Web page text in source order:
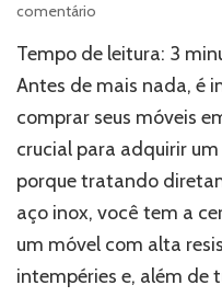
comentário
os
seus
na
melhor
fábrica
aço
inox
Tempo de leitura: 3
Antes de mais nada, é
comprar seus móveis
crucial para adquirir
porque tratando
aço inox, você tem a
um móvel com alta
intempéries e, além de